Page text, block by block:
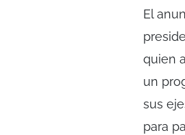
El
quien
un
sus
para